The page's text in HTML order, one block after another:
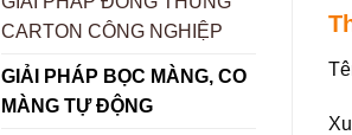
CARTON CÔNG NGHIỆP
GIẢI PHÁP BỌC MÀNG, CO
MÀNG TỰ ĐỘNG